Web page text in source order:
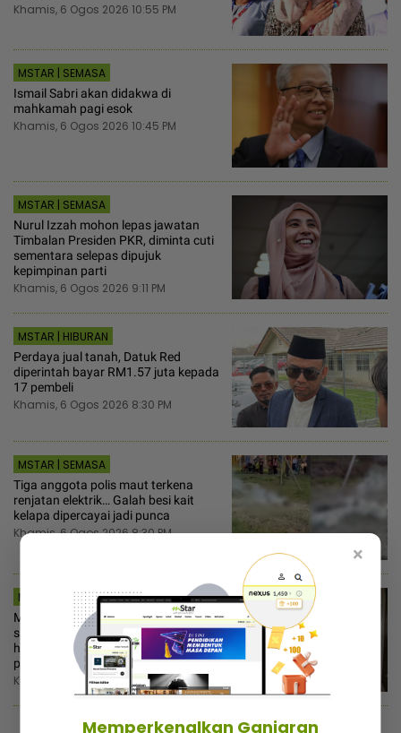
Khamis, 6 Ogos 2026 10:55 PM
MSTAR | SEMASA
Ismail Sabri akan didakwa di
mahkamah pagi esok
Khamis, 6 Ogos 2026 10:45 PM
MSTAR | SEMASA
Nurul Izzah mohon lepas jawatan
Timbalan Presiden PKR, diminta cuti
sementara selepas dipujuk
kepimpinan parti
Khamis, 6 Ogos 2026 9:11 PM
MSTAR | HIBURAN
Perdaya jual tanah, Datuk Red
diperintah bayar RM1.57 juta kepada
17 pembeli
Khamis, 6 Ogos 2026 8:30 PM
MSTAR | SEMASA
Tiga anggota polis maut terkena
renjatan elektrik… Galah besi kait
kelapa dipercayai jadi punca
Khamis, 6 Ogos 2026 8:30 PM
MSTAR | VIRAL
Marah sebab tak dapat pencukur,
suami samakan isteri dengan haiwan
haram dimakan! - “Dia cakap
perangai saya bodoh”
Khamis, 6 Ogos 2026 8:00 PM
×
Memperkenalkan Ganjaran